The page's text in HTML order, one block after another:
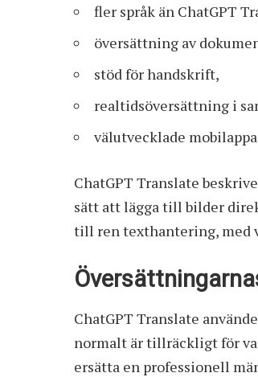
fler språk än ChatGPT
översättning av
stöd för handskrift,
realtidsöversättning i
välutvecklade
ChatGPT Translate
sätt att lägga till bilder
till ren texthantering, med
ChatGPT Translate
normalt är tillräckligt för
ersätta en professionell